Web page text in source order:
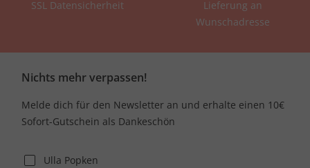
SSL Datensicherheit
Lieferung an
Wunschadresse
Nichts mehr verpassen!
Melde dich für den Newsletter an und erhalte einen 10€
Sofort-Gutschein als Dankeschön
Ulla Popken